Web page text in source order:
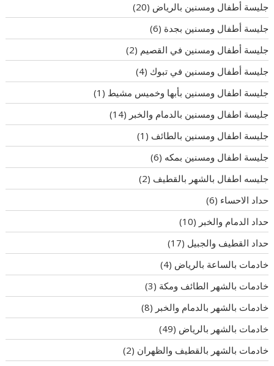
جليسة أطفال ومسنين بالرياض (20)
جليسة أطفال ومسنين بجدة (6)
جليسة أطفال ومسنين في القصيم (2)
جليسة أطفال ومسنين في تبوك (4)
جليسة اطفال ومسنين بأبها وخميس مشيط (1)
جليسة اطفال ومسنين بالدمام والخبر (14)
جليسة اطفال ومسنين بالطائف (1)
جليسة اطفال ومسنين بمكه (6)
جليسه اطفال بالشهر بالقطيف (2)
حداد الاحساء (6)
حداد الدمام والخبر (10)
حداد القطيف والجبيل (17)
خادمات بالساعة بالرياض (4)
خادمات بالشهر الطائف ومكة (3)
خادمات بالشهر بالدمام والخبر (8)
خادمات بالشهر بالرياض (49)
خادمات بالشهر بالقطيف والظهران (2)